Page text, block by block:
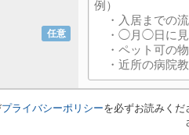
任意
プライバシーポリシーを必ずお読みく